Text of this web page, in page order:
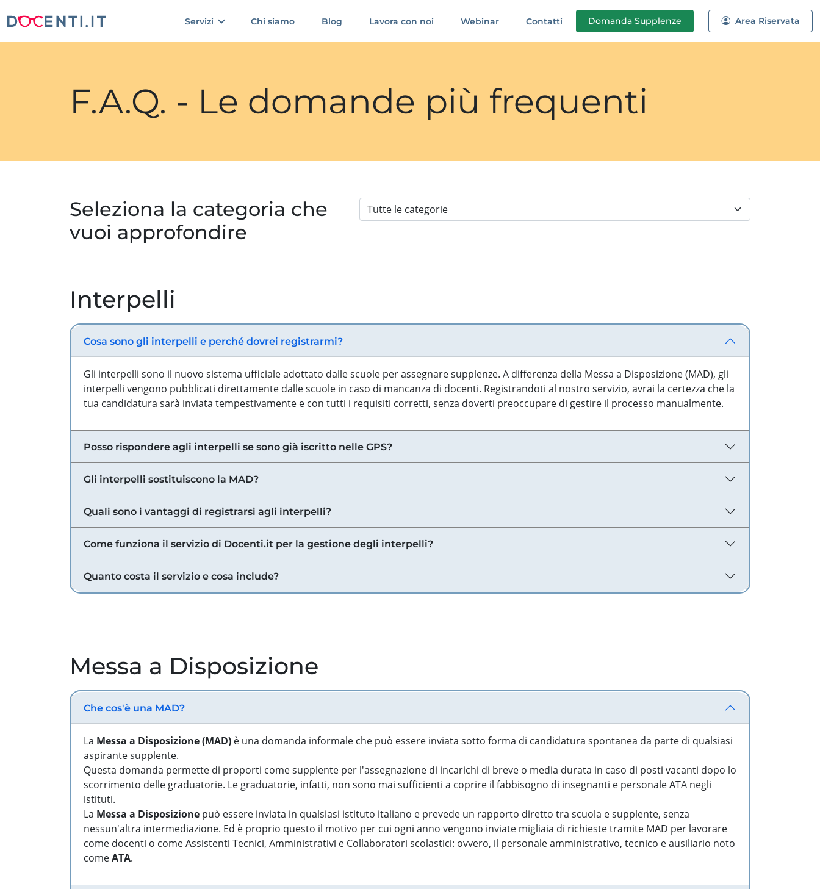
Servizi Chi siamo Blog Lavora con noi Webinar Contatti Domanda Supplenze Area Riservata
F.A.Q. - Le domande più frequenti
Seleziona la categoria che
vuoi approfondire
Interpelli
Cosa sono gli interpelli e perché dovrei registrarmi?
Gli interpelli sono il nuovo sistema ufficiale adottato dalle scuole per assegnare supplenze. A differenza della Messa a Disposizione (MAD), gli
interpelli vengono pubblicati direttamente dalle scuole in caso di mancanza di docenti. Registrandoti al nostro servizio, avrai la certezza che la
tua candidatura sarà inviata tempestivamente e con tutti i requisiti corretti, senza doverti preoccupare di gestire il processo manualmente.
Posso rispondere agli interpelli se sono già iscritto nelle GPS?
Gli interpelli sostituiscono la MAD?
Quali sono i vantaggi di registrarsi agli interpelli?
Come funziona il servizio di Docenti.it per la gestione degli interpelli?
Quanto costa il servizio e cosa include?
Messa a Disposizione
Che cos'è una MAD?
La Messa a Disposizione (MAD) è una domanda informale che può essere inviata sotto forma di candidatura spontanea da parte di qualsiasi
aspirante supplente.
Questa domanda permette di proporti come supplente per l'assegnazione di incarichi di breve o media durata in caso di posti vacanti dopo lo
scorrimento delle graduatorie. Le graduatorie, infatti, non sono mai sufficienti a coprire il fabbisogno di insegnanti e personale ATA negli
istituti.
La Messa a Disposizione può essere inviata in qualsiasi istituto italiano e prevede un rapporto diretto tra scuola e supplente, senza
nessun'altra intermediazione. Ed è proprio questo il motivo per cui ogni anno vengono inviate migliaia di richieste tramite MAD per lavorare
come docenti o come Assistenti Tecnici, Amministrativi e Collaboratori scolastici: ovvero, il personale amministrativo, tecnico e ausiliario noto
comeATA.